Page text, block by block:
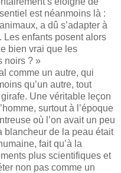
est néanmoins là :
a dû s’adapter à
Les enfants posent alors
bien vrai que les
noirs ? »
comme un autre, qui
qu’un autre, tout
Une véritable leçon
surtout à l’époque
où l’on avait un peu
blancheur de la peau était
fait qu’à la
plus scientifiques et
non pas comme un